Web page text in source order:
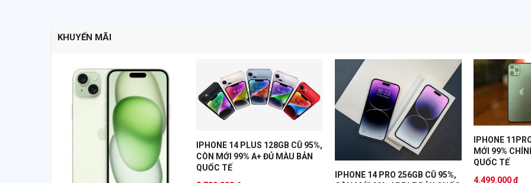
KHUYẾN MÃI
IPHONE 14 PLUS 128GB CŨ 95%,
CÒN MỚI 99% A+ ĐỦ MÀU BẢN
QUỐC TẾ
IPHONE 14 PRO 256GB CŨ 95%,
IPHONE
MỚI 99%
QUỐC TẾ
4.499.000 đ